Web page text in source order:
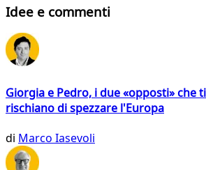
Idee e commenti
Giorgia e Pedro, i due «opposti» che
rischiano di spezzare l'Europa
di Marco Iasevoli